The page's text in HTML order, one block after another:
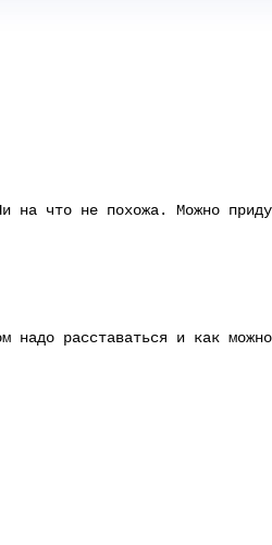
на что не похожа. Можно
надо расставаться и как